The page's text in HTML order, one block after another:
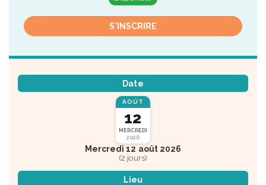
S'INSCRIRE
Date
AOÛT
12
MERCREDI
2026
Mercredi 12 août 2026
(2 jours)
Lieu